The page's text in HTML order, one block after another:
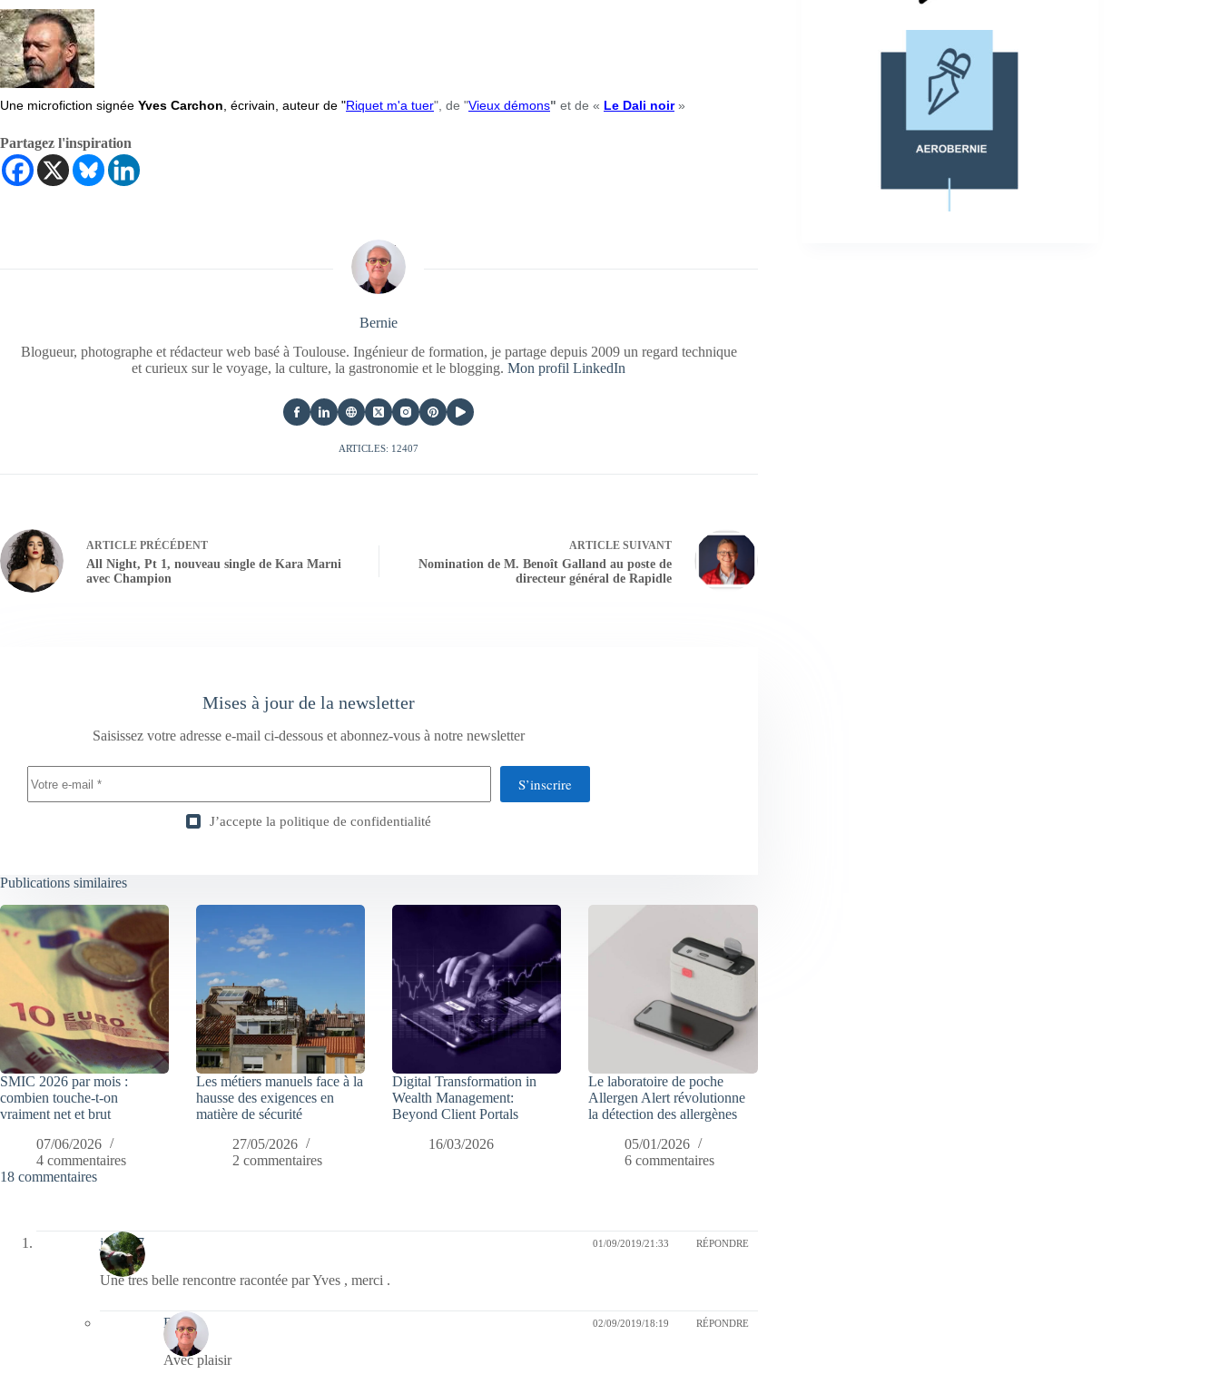
Une microfiction signée Yves Carchon , écrivain, auteur de "Riquet m'a tuer", de "Vieux démons" et de « Le Dali noir»
Partagez l'inspiration
Bernie
Blogueur, photographe et rédacteur web basé à Toulouse. Ingénieur de formation, je partage depuis 2009 un regard technique
et curieux sur le voyage, la culture, la gastronomie et le blogging.Mon profil LinkedIn
ARTICLES: 12407
ARTICLE PRÉCÉDENT
All Night, Pt 1, nouveau single de Kara Marni
avec Champion
ARTICLESUIVANT
Nomination de M. Benoît Galland au poste de
directeur général de Rapidle
Mises à jour de la newsletter
Saisissez votre adresse e-mail ci-dessous et abonnez-vous à notre newsletter
S’inscrire
J’accepte la politique de confidentialité
Publications similaires
SMIC 2026 par mois :
combien touche-t-on
vraiment net et brut
07/06/2026
4 commentaires
Les métiers manuels face à la
hausse des exigences en
matière de sécurité
27/05/2026
2 commentaires
Digital Transformation in
Wealth Management:
Beyond Client Portals
16/03/2026
Le laboratoire de poche
Allergen Alert révolutionne
la détection des allergènes
05/01/2026
6 commentaires
18 commentaires
jazzy57 01/09/2019/21:33 RÉPONDRE
Une tres belle rencontre racontée par Yves , merci .
Bernie 02/09/2019/18:19 RÉPONDRE
Avec plaisir